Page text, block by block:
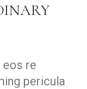
re
pericula